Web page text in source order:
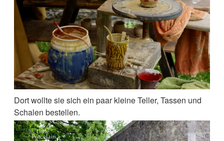
Dort wollte sie sich ein paar kleine Teller, Tassen und
Schalen bestellen.